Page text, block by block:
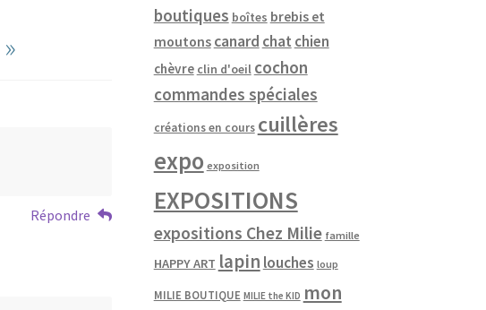
»
Répondre
boutiques boîtes brebis et
moutons canard chat chien
chèvre clin d'oeil cochon
commandes spéciales
créations en cours cuillères
expo exposition
EXPOSITIONS
expositions Chez Milie famille
HAPPY ART lapin louches loup
MILIE BOUTIQUE MILIE the KID mon